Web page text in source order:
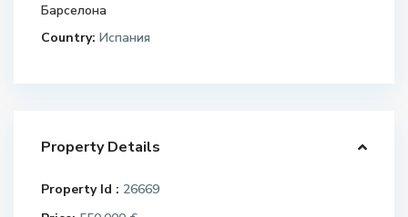
Барселона
Country: Испания
Property Details
Property Id : 26669